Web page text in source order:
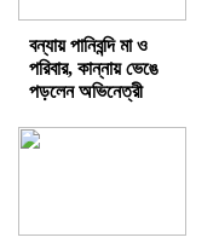
বন্যায় পানিবন্দি মা ও
পরিবার, কান্নায় ভেঙে
পড়লেন অভিনেত্রী